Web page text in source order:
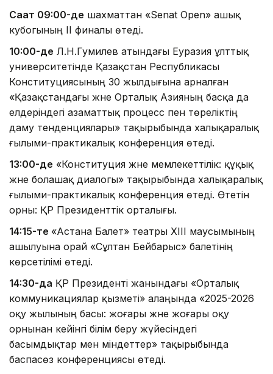
Сағат 09:00-де шахматтан «Senat Open» ашық
кубогының II финалы өтеді.
10:00-де Л.Н.Гумилев атындағы Еуразия ұлттық
университетінде Қазақстан Республикасы
Конституциясының 30 жылдығына арналған
«Қазақстандағы және Орталық Азияның басқа да
елдеріндегі азаматтық процесс пен төреліктің
даму тенденциялары» тақырыбында халықаралық
ғылыми-практикалық конференция өтеді.
13:00-де «Конституция және мемлекеттілік: құқық
және болашақ диалогы» тақырыбында халықаралық
ғылыми-практикалық конференция өтеді. Өтетін
орны: ҚР Президенттік орталығы.
14:15-те «Астана Балет» театры XIII маусымының
ашылуына орай «Сұлтан Бейбарыс» балетінің
көрсетілімі өтеді.
14:30-да ҚР Президенті жанындағы «Орталық
коммуникациялар қызметі» алаңында «2025-2026
оқу жылының басы: жоғары және жоғары оқу
орнынан кейінгі білім беру жүйесіндегі
басымдықтар мен міндеттер» тақырыбында
баспасөз конференциясы өтеді.